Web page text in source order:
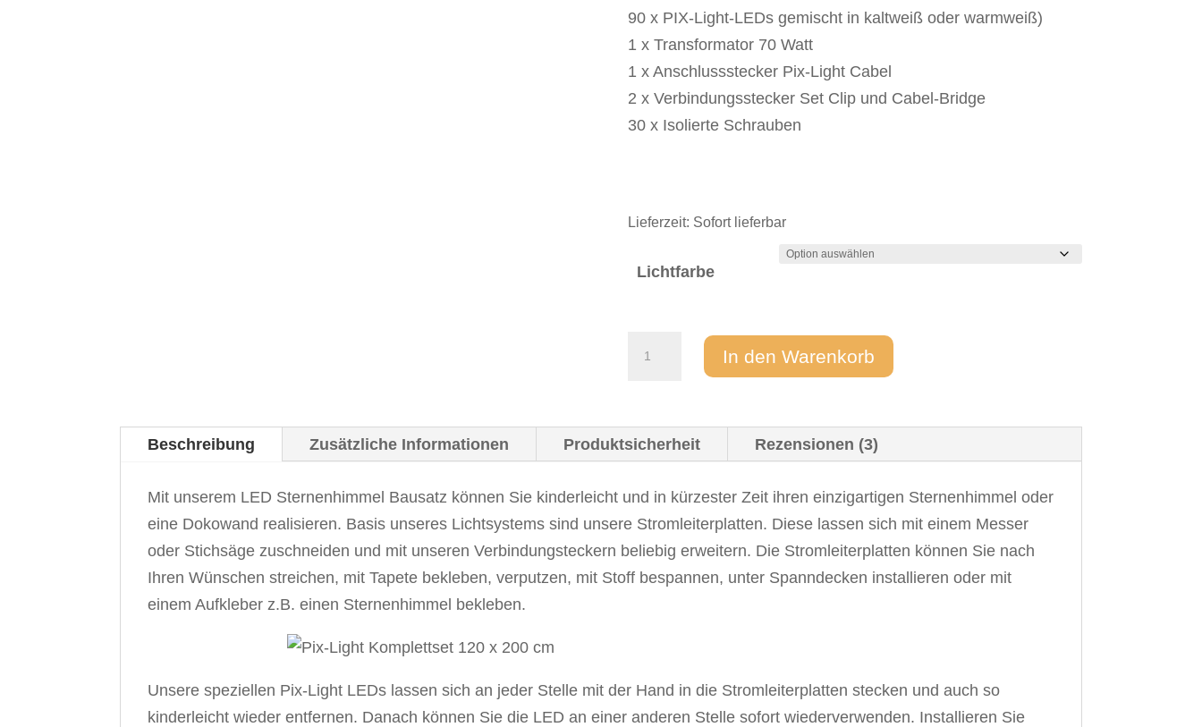
90 x PIX-Light-LEDs gemischt in kaltweiß oder warmweiß)
1 x Transformator 70 Watt
1 x Anschlussstecker Pix-Light Cabel
2 x Verbindungsstecker Set Clip und Cabel-Bridge
30 x Isolierte Schrauben
Lieferzeit: Sofort lieferbar
Lichtfarbe
Sternenhimmel
"Universal"
120
200
cm
Menge
In den Warenkorb
Beschreibung Zusätzliche Informationen Produktsicherheit Rezensionen (3)
Mit unserem LED Sternenhimmel Bausatz können Sie kinderleicht und in kürzester Zeit ihren einzigartigen Sternenhimmel oder
eine Dokowand realisieren. Basis unseres Lichtsystems sind unsere Stromleiterplatten. Diese lassen sich mit einem Messer
oder Stichsäge zuschneiden und mit unseren Verbindungsteckern beliebig erweitern. Die Stromleiterplatten können Sie nach
Ihren Wünschen streichen, mit Tapete bekleben, verputzen, mit Stoff bespannen, unter Spanndecken installieren oder mit
einem Aufkleber z.B. einen Sternenhimmel bekleben.
Unsere speziellen Pix-Light LEDs lassen sich an jeder Stelle mit der Hand in die Stromleiterplatten stecken und auch so
kinderleicht wieder entfernen. Danach können Sie die LED an einer anderen Stelle sofort wiederverwenden. Installieren Sie